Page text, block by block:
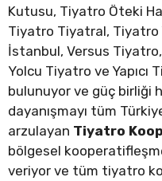
Kutusu, Tiyatro Öteki
Tiyatro Tiyatral, Tiyatro
İstanbul, Versus
Yolcu Tiyatro ve Yapıcı
bulunuyor ve güç birliği
dayanışmayı tüm
arzulayan Tiyatro
bölgesel
veriyor ve tüm tiyatro